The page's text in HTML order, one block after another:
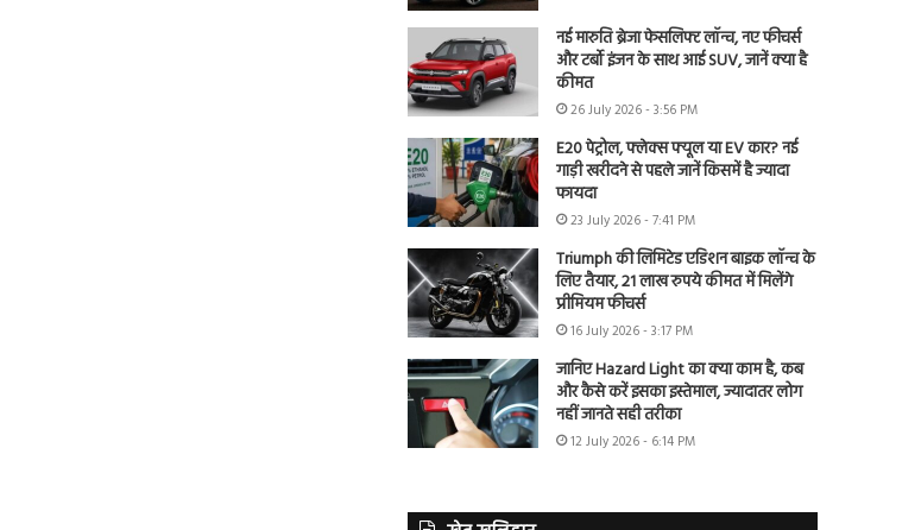
नई मारुति ब्रेजा फेसलिफ्ट लॉन्च, नए फीचर्स
और टर्बो इंजन के साथ आई SUV, जानें क्या है
कीमत
26 July 2026 - 3:56 PM
E20 पेट्रोल, फ्लेक्स फ्यूल या EV कार? नई
गाड़ी खरीदने से पहले जानें किसमें है ज्यादा
फायदा
23 July 2026 - 7:41 PM
Triumph की लिमिटेड एडिशन बाइक लॉन्च के
लिए तैयार, 21 लाख रुपये कीमत में मिलेंगे
प्रीमियम फीचर्स
16 July 2026 - 3:17 PM
जानिए Hazard Light का क्या काम है, कब
और कैसे करें इसका इस्तेमाल, ज्यादातर लोग
नहीं जानते सही तरीका
12 July 2026 - 6:14 PM